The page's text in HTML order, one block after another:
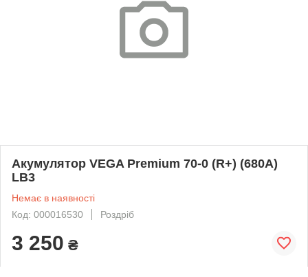
Акумулятор VEGA Premium 70-0 (R+) (680А)
LB3
Немає в наявності
Код: 000016530
Роздріб
3 250 ₴